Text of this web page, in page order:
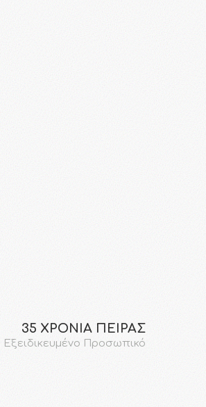
35 ΧΡΟΝΙΑ ΠΕΙΡΑΣ
Εξειδικευμένο Προσωπικό